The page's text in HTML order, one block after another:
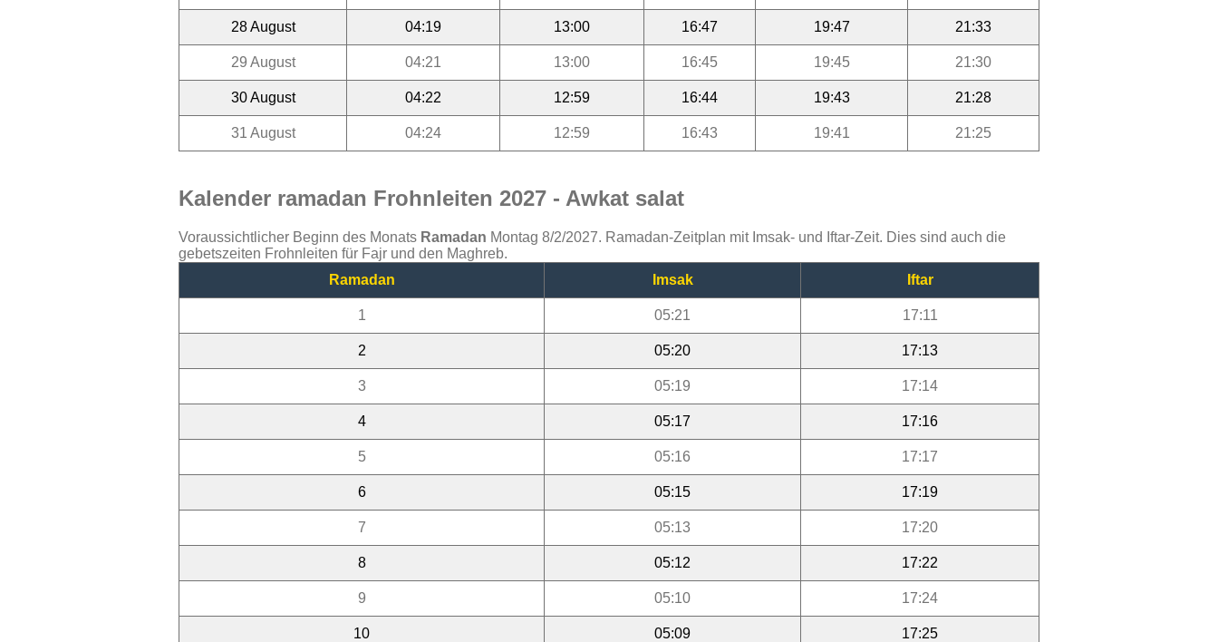
28 August 04:19 13:00 16:47 19:47 21:33
29 August 04:21 13:00 16:45 19:45 21:30
30 August 04:22 12:59 16:44 19:43 21:28
31 August 04:24 12:59 16:43 19:41 21:25
Kalender ramadan Frohnleiten 2027 - Awkat salat
Voraussichtlicher Beginn des Monats Ramadan Montag 8/2/2027. Ramadan-Zeitplan mit Imsak- und Iftar-Zeit. Dies sind auch die
gebetszeiten Frohnleiten für Fajr und den Maghreb.
Ramadan
Imsak Iftar
1 05:21 17:11
2 05:20 17:13
3 05:19 17:14
4 05:17 17:16
5 05:16 17:17
6 05:15 17:19
7 05:13 17:20
8 05:12 17:22
9 05:10 17:24
10 05:09 17:25